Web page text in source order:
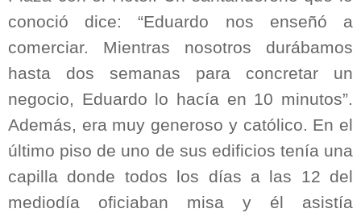
conoció dice: “Eduardo nos enseñó a
comerciar. Mientras nosotros durábamos
hasta dos semanas para concretar un
negocio, Eduardo lo hacía en 10 minutos”.
Además, era muy generoso y católico. En el
último piso de uno de sus edificios tenía una
capilla donde todos los días a las 12 del
mediodía oficiaban misa y él asistía